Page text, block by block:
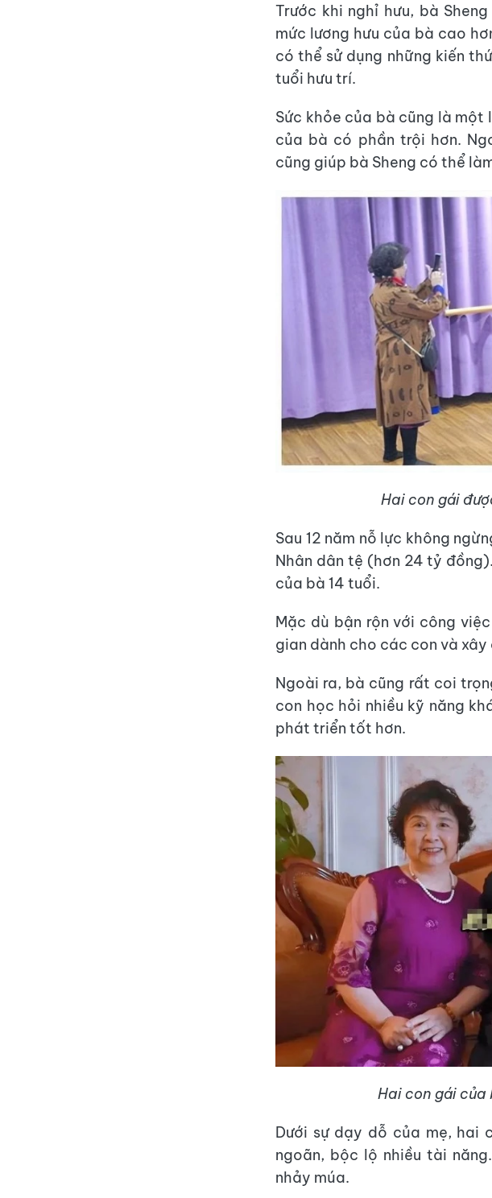
Trước khi nghỉ hưu, bà
mức lương hưu của bà cao
có thể sử dụng những kiến
tuổi hưu trí.
Sức khỏe của bà cũng là một
của bà có phần trội hơn.
cũng giúp bà Sheng có thể
Hai con gái
Sau 12 năm nỗ lực không
Nhân dân tệ (hơn 24 tỷ
của bà 14 tuổi.
Mặc dù bận rộn với công
gian dành cho các con và
Ngoài ra, bà cũng rất coi
con học hỏi nhiều kỹ năng
phát triển tốt hơn.
Hai con gái của
Dưới sự dạy dỗ của mẹ, hai
ngoãn, bộc lộ nhiều tài
nhảy múa.